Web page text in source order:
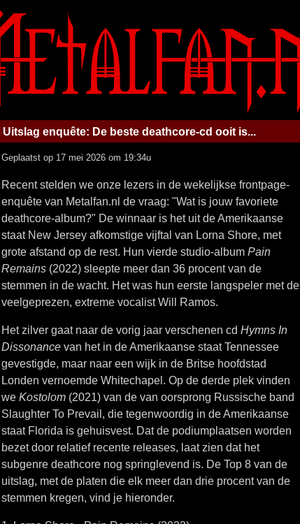
Uitslag enquête: De beste deathcore-cd ooit is...
Geplaatst op 17 mei 2026 om 19:34u
Recent stelden we onze lezers in de wekelijkse frontpage-
enquête van Metalfan.nl de vraag: "Wat is jouw favoriete
deathcore-album?" De winnaar is het uit de Amerikaanse
staat New Jersey afkomstige vijftal van Lorna Shore, met
grote afstand op de rest. Hun vierde studio-album Pain
Remains(2022) sleepte meer dan 36 procent van de
stemmen in de wacht. Het was hun eerste langspeler met de
veelgeprezen, extreme vocalist Will Ramos.
Het zilver gaat naar de vorig jaar verschenen cd Hymns In
Dissonancevan het in de Amerikaanse staat Tennessee
gevestigde, maar naar een wijk in de Britse hoofdstad
Londen vernoemde Whitechapel. Op de derde plek vinden
we Kostolom(2021) van de van oorsprong Russische band
Slaughter To Prevail, die tegenwoordig in de Amerikaanse
staat Florida is gehuisvest. Dat de podiumplaatsen worden
bezet door relatief recente releases, laat zien dat het
subgenre deathcore nog springlevend is. De Top 8 van de
uitslag, met de platen die elk meer dan drie procent van de
stemmen kregen, vind je hieronder.